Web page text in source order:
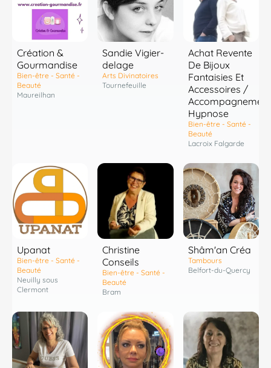
Création &
Gourmandise
Bien-être - Santé -
Beauté
Maureilhan
Sandie Vigier-
delage
Arts Divinatoires
Tournefeuille
Achat Revente
De Bijoux
Fantaisies Et
Accessoires /
Accompagnement
Hypnose
Bien-être - Santé -
Beauté
Lacroix Falgarde
Upanat
Bien-être - Santé -
Beauté
Neuilly sous
Clermont
Christine
Conseils
Bien-être - Santé -
Beauté
Bram
Shâm'an Créa
Tambours
Belfort-du-Quercy